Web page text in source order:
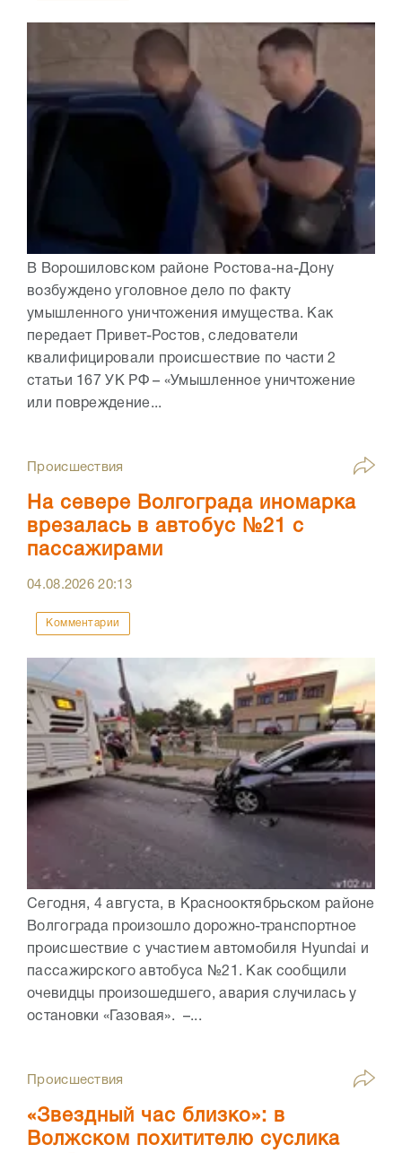
В Ворошиловском районе Ростова-на-Дону
возбуждено уголовное дело по факту
умышленного уничтожения имущества. Как
передает Привет-Ростов, следователи
квалифицировали происшествие по части 2
статьи 167 УК РФ – «Умышленное уничтожение
или повреждение...
Происшествия
На севере Волгограда иномарка
врезалась в автобус №21 с
пассажирами
04.08.202620:13
Комментарии
Сегодня, 4 августа, в Краснооктябрьском районе
Волгограда произошло дорожно-транспортное
происшествие с участием автомобиля Hyundai и
пассажирского автобуса №21. Как сообщили
очевидцы произошедшего, авария случилась у
остановки «Газовая». –...
Происшествия
«Звездный час близко»: в
Волжском похитителю суслика